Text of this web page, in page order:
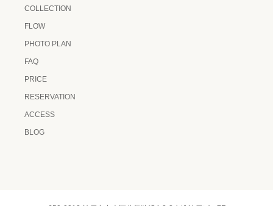
COLLECTION
FLOW
PHOTO PLAN
FAQ
PRICE
RESERVATION
ACCESS
BLOG